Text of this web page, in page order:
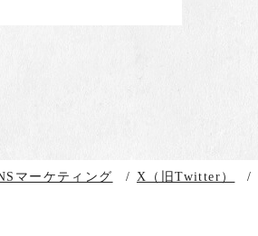
マーケティング / X（旧Twitter） /